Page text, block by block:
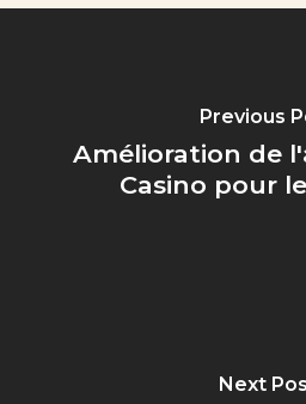
Previous
Amélioration de
Casino pour
Next